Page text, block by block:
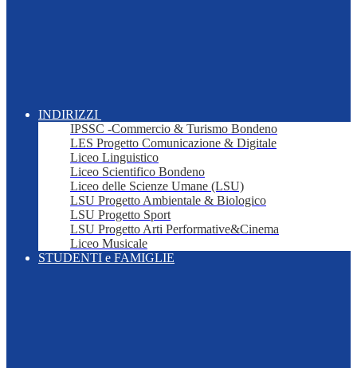
INDIRIZZI
IPSSC -Commercio & Turismo Bondeno
LES Progetto Comunicazione & Digitale
Liceo Linguistico
Liceo Scientifico Bondeno
Liceo delle Scienze Umane (LSU)
LSU Progetto Ambientale & Biologico
LSU Progetto Sport
LSU Progetto Arti Performative&Cinema
Liceo Musicale
STUDENTI e FAMIGLIE